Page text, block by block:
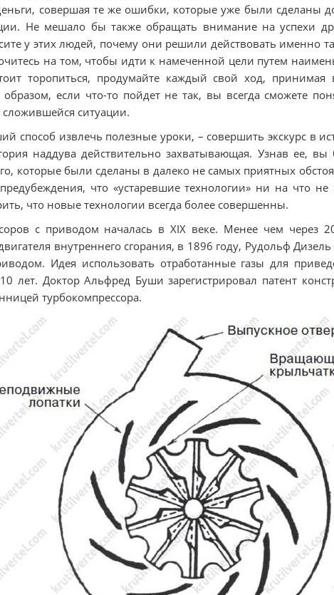
совершая те же ошибки, которые уже были сделаны
Не мешало бы также обращать внимание на успехи
у этих людей, почему они решили действовать именно
на том, чтобы идти к намеченной цели путем
торопиться, продумайте каждый свой ход,
образом, если что-то пойдет не так, вы всегда сможете
ситуации.
способ извлечь полезные уроки, – совершить экскурс в
наддува действительно захватывающая. Узнав ее,
которые были сделаны в далеко не самых приятных
что «устаревшие технологии» ни на что
что новые технологии всегда более совершенны.
с приводом началась в XIX веке. Менее чем через
внутреннего сгорания, в 1896 году, Рудольф
Идея использовать отработанные газы для
лет. Доктор Альфред Буши зарегистрировал патент
турбокомпрессора.